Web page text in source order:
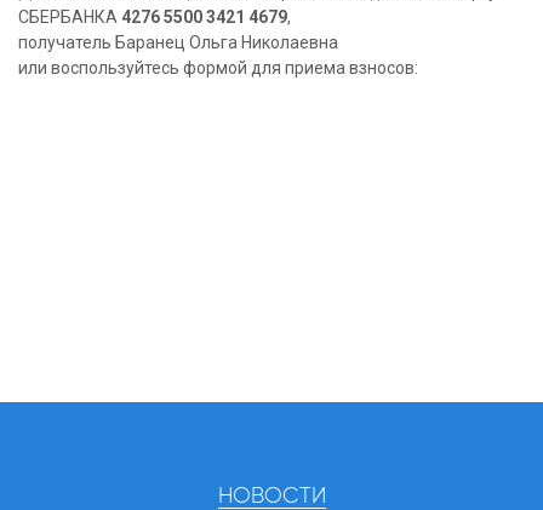
СБЕРБАНКА 4276 5500 3421 4679,
получатель Баранец Ольга Николаевна
или воспользуйтесь формой для приема взносов:
НОВОСТИ